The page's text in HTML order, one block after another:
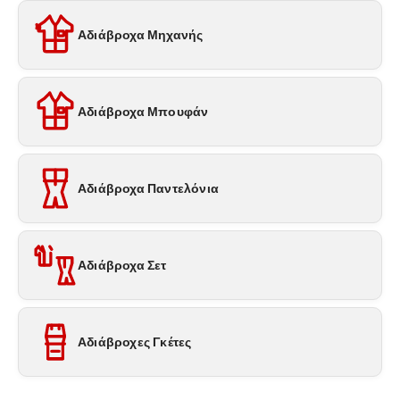
Αδιάβροχα Μηχανής
Αδιάβροχα Μπουφάν
Αδιάβροχα Παντελόνια
Αδιάβροχα Σετ
Αδιάβροχες Γκέτες